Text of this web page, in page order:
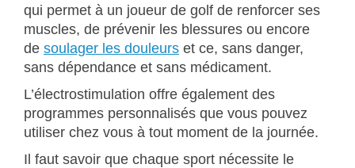
qui permet à un joueur de golf de renforcer ses
muscles, de prévenir les blessures ou encore
de soulager les douleurs et ce, sans danger,
sans dépendance et sans médicament.
L’électrostimulation offre également des
programmes personnalisés que vous pouvez
utiliser chez vous à tout moment de la journée.
Il faut savoir que chaque sport nécessite le